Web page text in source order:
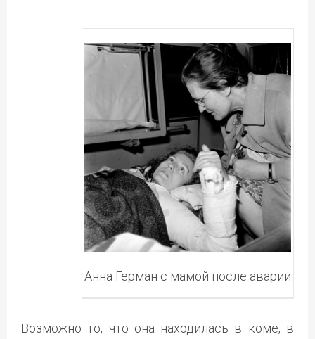
Анна Герман с мамой после аварии
Возможно то, что она находилась в коме, в